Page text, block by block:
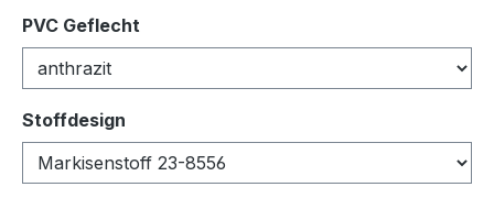
PVC Geflecht
Stoffdesign